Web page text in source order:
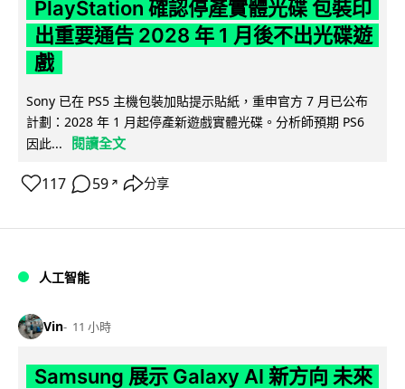
PlayStation 確認停產實體光碟 包裝印
出重要通告 2028 年 1 月後不出光碟遊
戲
Sony 已在 PS5 主機包裝加貼提示貼紙，重申官方 7 月已公布
計劃：2028 年 1 月起停產新遊戲實體光碟。分析師預期 PS6
因此...
閱讀全文
117 59 ↗ 分享
人工智能
Vin 11 小時
Samsung 展示 Galaxy AI 新方向 未來